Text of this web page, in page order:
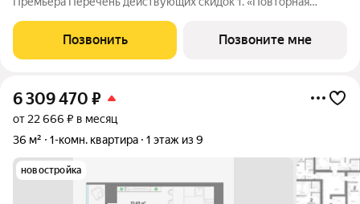
2% 3. «Большой семье большая скидка» от 1% до 3% По
каждому виду скидок требуются
Позвонить Позвоните мне
6 309 470 ₽
от 22 666 ₽ в месяц
36 м²
1-комн. квартира 1 этаж из 9
новостройка